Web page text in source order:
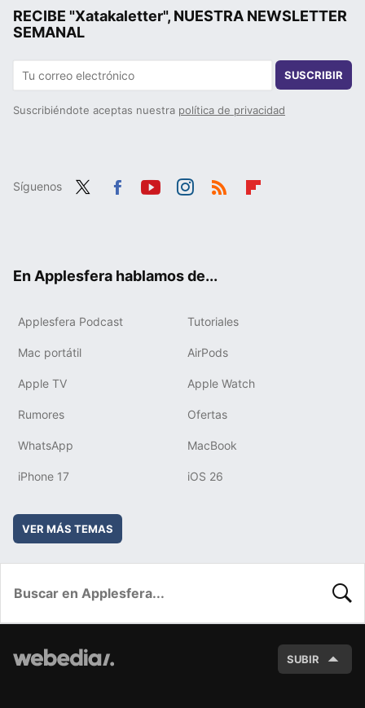
RECIBE "Xatakaletter", NUESTRA NEWSLETTER
SEMANAL
SUSCRIBIR
Suscribiéndote aceptas nuestra política de privacidad
Síguenos
En Applesfera hablamos de...
Applesfera Podcast Tutoriales
Mac portátil AirPods
Apple TV Apple Watch
Rumores Ofertas
WhatsApp MacBook
iPhone 17 iOS 26
VER MÁS TEMAS
SUBIR